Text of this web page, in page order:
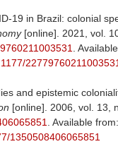
19 in Brazil: colonial
[online]. 2021, vol.
.
and epistemic
[online]. 2006, vol. 13,
. Available from:
1350508406065851